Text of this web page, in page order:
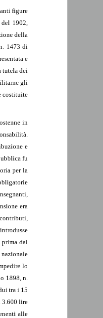
figure
1902,
della
1473 di
e
tutela dei
gli
costituite
in
e
fu
per la
era
dal
lo
1898, n.
tra i 15
3.600 lire
alle